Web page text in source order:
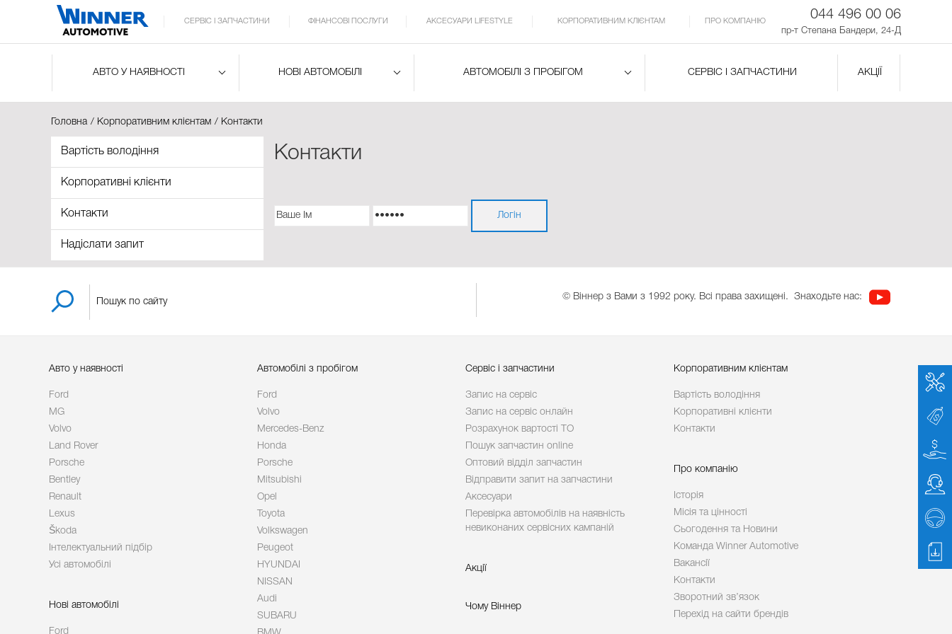
044 496 00 06
пр-т Степана Бандери, 24-Д
СЕРВІС І ЗАПЧАСТИНИ ФІНАНСОВІ ПОСЛУГИ АКСЕСУАРИ LIFESTYLE КОРПОРАТИВНИМ КЛІЄНТАМ ПРО КОМПАНІЮ
АВТО У НАЯВНОСТІ НОВІ АВТОМОБІЛІ АВТОМОБІЛІ З ПРОБІГОМ СЕРВІС І ЗАПЧАСТИНИ АКЦІЇ
Головна Корпоративним клієнтам Контакти
Вартість володіння
Корпоративні клієнти
Контакти
Надіслати запит
Контакти
© Віннер з Вами з 1992 року. Всі права захищені. Знаходьте нас:
Авто у наявності
Ford
MG
Volvo
Land Rover
Porsche
Bentley
Renault
Lexus
Škoda
Інтелектуальний підбір
Усі автомобілі
Нові автомобілі
Ford
Автомобілі з пробігом
Ford
Volvo
Mercedes-Benz
Honda
Porsche
Mitsubishi
Opel
Toyota
Volkswagen
Peugeot
HYUNDAI
NISSAN
Audi
SUBARU
Сервіс і запчастини
Запис на сервіс
Запис на сервіс онлайн
Розрахунок вартості ТО
Пошук запчастин online
Оптовий відділ запчастин
Відправити запит на запчастини
Аксесуари
Перевірка автомобілів на наявність
невиконаних сервісних кампаній
Акції
Чому Віннер
Корпоративним клієнтам
Вартість володіння
Корпоративні клієнти
Контакти
Про компанію
Історія
Місія та цінності
Сьогодення та Новини
Команда Winner Automotive
Вакансії
Контакти
Зворотний зв’язок
Перехід на сайти брендів